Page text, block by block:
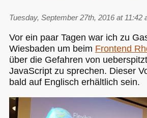
Tuesday, September 27th, 2016 at 11:42
Vor ein paar Tagen war ich zu
Wiesbaden um beim Frontend
über die Gefahren von
JavaScript zu sprechen. Dieser
bald auf Englisch erhältlich sein.